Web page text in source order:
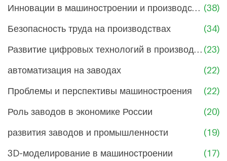
(38)
Безопасность труда на производствах
(34)
(23)
автоматизация на заводах
(22)
Проблемы и перспективы машиностроения
(22)
Роль заводов в экономике России
(20)
развития заводов и промышленности
(19)
3D-моделирование в машиностроении
(17)